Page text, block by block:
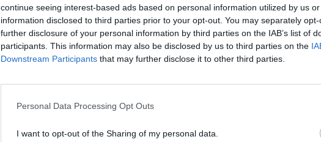
continue seeing interest-based ads based on personal information utilized by us
information disclosed to third parties prior to your opt-out. You may separately
further disclosure of your personal information by third parties on the IAB’s list of
participants. This information may also be disclosed by us to third parties on the
Downstream Participants that may further disclose it to other third parties.
Personal Data Processing Opt Outs
I want to opt-out of the Sharing of my personal data.